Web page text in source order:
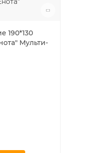
190*130
Мульти-